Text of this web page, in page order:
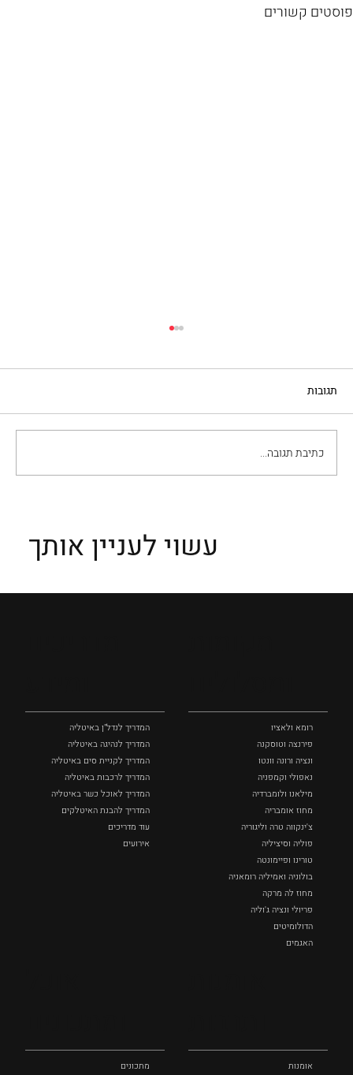
פוסטים קשורים
אחוזת ד'אנונציו
תגובות
כתיבת תגובה...
עשוי לעניין אותך
רומא ולאציו
פירנצה וטוסקנה ‏
ונציה ורונה וונטו
נאפולי‏ וקמפניה
מילאנו ולומברדיה
מחוז אומבריה
צ'ינקווה טרה וליגוריה
פוליה וסיציליה ‏
טורינו ופיימונטה
בולוניה ואמיליה רומאניה
מחוז לה מרקה
פריולי ונציה ג'וליה
הדולומיטים
האגמים
המדריך לנדל"ן באיטליה
המדריך לנהיגה באיטליה
המדריך לקניית סים באיטליה
המדריך לרכבות באיטליה
המדריך לאוכל כשר באיטליה
המדריך להבנת האיטלקים
עוד מדריכים
אירועים
אומנות
מתכונים